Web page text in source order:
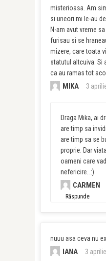
misterioasa. Am
si uneori mi le-au
N-am avut vreme
furisau si se
mizere, care toata
statutul altcuiva. Si
ca au ramas tot
MIKA 3
Draga Mika, ai
are timp sa
are timp sa se
proprie. Dar
oameni care
nefericire…:)
CARMEN
Răspunde
nuuu asa ceva nu
IANA 3